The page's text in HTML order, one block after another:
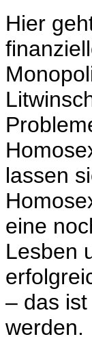
Hier
lassen
eine
Lesben
– das
werden.